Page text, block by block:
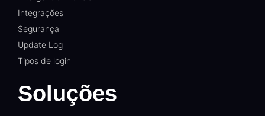
Integrações
Segurança
Update Log
Tipos de login
Soluções